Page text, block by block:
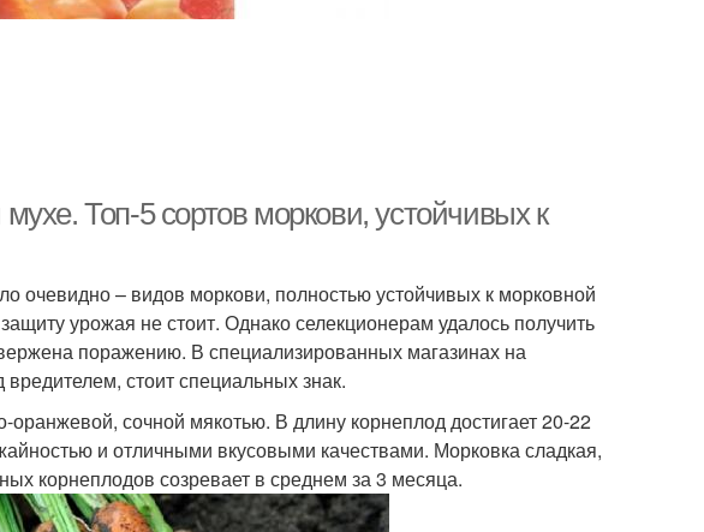
Топ-5 сортов моркови, устойчивых к
очевидно – видов моркови, полностью устойчивых к морковной
урожая не стоит. Однако селекционерам удалось получить
поражению. В специализированных магазинах на
стоит специальных знак.
оранжевой, сочной мякотью. В длину корнеплод достигает 20-22
и отличными вкусовыми качествами. Морковка сладкая,
корнеплодов созревает в среднем за 3 месяца.